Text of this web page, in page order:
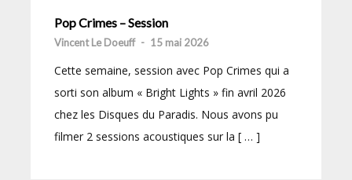
Pop Crimes – Session
Vincent Le Doeuff - 15 mai 2026
Cette semaine, session avec Pop Crimes qui a
sorti son album « Bright Lights » fin avril 2026
chez les Disques du Paradis. Nous avons pu
filmer 2 sessions acoustiques sur la [ … ]